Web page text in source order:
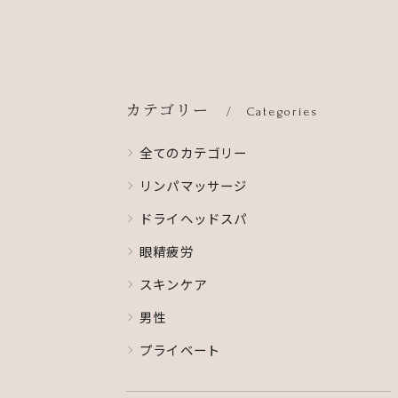
カテゴリー Categories
全てのカテゴリー
リンパマッサージ
ドライヘッドスパ
眼精疲労
スキンケア
男性
プライベート